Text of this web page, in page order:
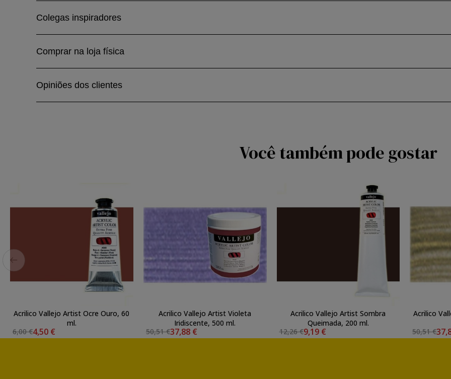
Colegas inspiradores
Comprar na loja física
Opiniões dos clientes
Você também pode gostar
Acrilico Vallejo Artist Ocre Ouro, 60
ml.
6,00 €4,50 €
Acrilico Vallejo Artist Violeta
Iridiscente, 500 ml.
50,51 €37,88 €
Acrilico Vallejo Artist Sombra
Queimada, 200 ml.
12,26 €9,19 €
Acrilico
50,51 €